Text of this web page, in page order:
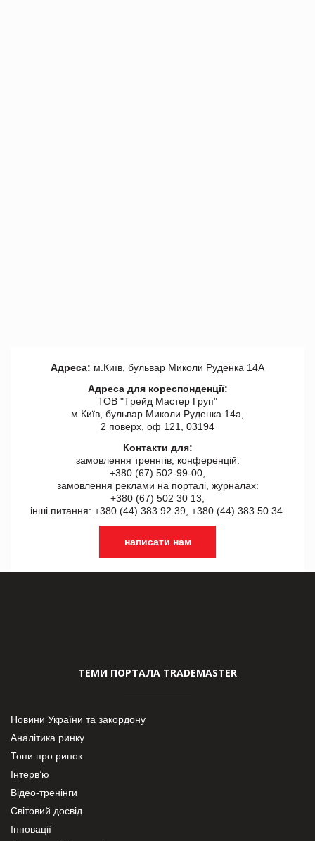
Адреса: м.Київ, бульвар Миколи Руденка 14А
Адреса для кореспонденції:
ТОВ "Tрейд Мастер Груп"
м.Київ, бульвар Миколи Руденка 14а,
2 поверх, оф 121, 03194
Контакти для:
замовлення треннгів, конференцій:
+380 (67) 502-99-00,
замовлення реклами на порталі, журналах:
+380 (67) 502 30 13,
інші питання: +380 (44) 383 92 39, +380 (44) 383 50 34.
написати нам
ТЕМИ ПОРТАЛА TRADEMASTER
Новини України та закордону
Аналітика ринку
Топи про ринок
Інтерв’ю
Відео-тренінги
Світовий досвід
Інновації